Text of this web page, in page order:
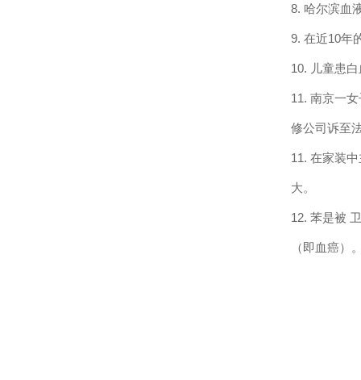
8. 哈尔滨血
9.在近10年
10. 儿童患
11.南京一
修公司诉至
11.在家装
大。
12.苯是被
（即血癌）